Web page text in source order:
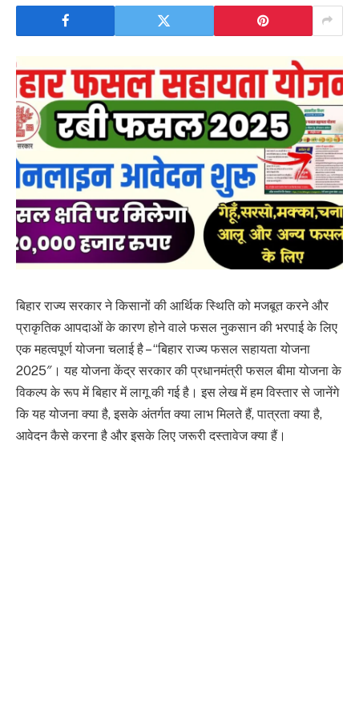
बिहार राज्य सरकार ने किसानों की आर्थिक स्थिति को मजबूत करने और
प्राकृतिक आपदाओं के कारण होने वाले फसल नुकसान की भरपाई के लिए
एक महत्वपूर्ण योजना चलाई है – “बिहार राज्य फसल सहायता योजना
2025″। यह योजना केंद्र सरकार की प्रधानमंत्री फसल बीमा योजना के
विकल्प के रूप में बिहार में लागू की गई है। इस लेख में हम विस्तार से जानेंगे
कि यह योजना क्या है, इसके अंतर्गत क्या लाभ मिलते हैं, पात्रता क्या है,
आवेदन कैसे करना है और इसके लिए जरूरी दस्तावेज क्या हैं।